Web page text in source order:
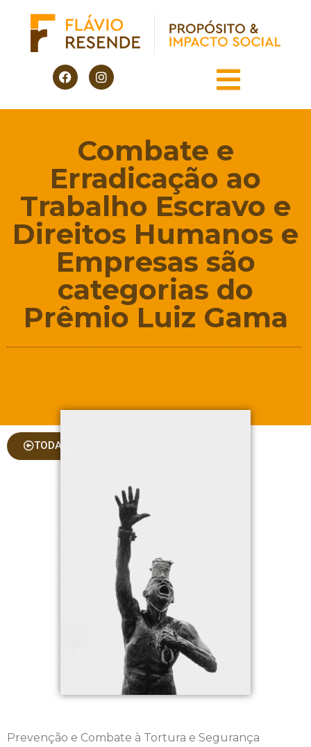
Combate e
Erradicação ao
Trabalho Escravo e
Direitos Humanos e
Empresas são
categorias do
Prêmio Luiz Gama
TODAS AS COLUNAS
Prevenção e Combate à Tortura e Segurança